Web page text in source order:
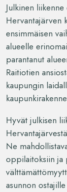
Julkinen
Hervantajärven
ensimmäisen
alueelle
parantanut
Raitiotien
kaupungin
Hyvät julkisen
Ne
oppilaitoksiin ja
asunnon